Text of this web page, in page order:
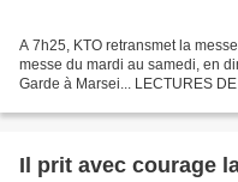
A 7h25, KTO retransmet la
messe du mardi au samedi, en
Garde à Marsei... LECTURES
Il prit avec courage